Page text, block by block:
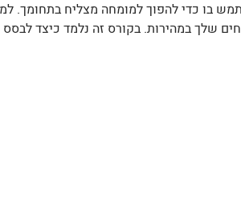
בו כדי להפוך למומחה מצליח בתחומך.
שלך במהירות. בקורס זה נלמד כיצד